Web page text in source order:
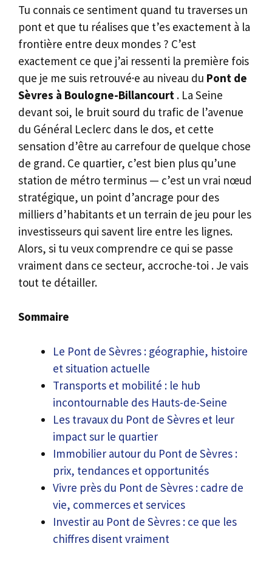
Tu connais ce sentiment quand tu traverses un
pont et que tu réalises que t’es exactement à la
frontière entre deux mondes ? C’est
exactement ce que j’ai ressenti la première fois
que je me suis retrouvé·e au niveau du Pont de
Sèvres à Boulogne-Billancourt . La Seine
devant soi, le bruit sourd du trafic de l’avenue
du Général Leclerc dans le dos, et cette
sensation d’être au carrefour de quelque chose
de grand. Ce quartier, c’est bien plus qu’une
station de métro terminus — c’est un vrai nœud
stratégique, un point d’ancrage pour des
milliers d’habitants et un terrain de jeu pour les
investisseurs qui savent lire entre les lignes.
Alors, si tu veux comprendre ce qui se passe
vraiment dans ce secteur, accroche-toi . Je vais
tout te détailler.
Sommaire
Le Pont de Sèvres : géographie, histoire
et situation actuelle
Transports et mobilité : le hub
incontournable des Hauts-de-Seine
Les travaux du Pont de Sèvres et leur
impact sur le quartier
Immobilier autour du Pont de Sèvres :
prix, tendances et opportunités
Vivre près du Pont de Sèvres : cadre de
vie, commerces et services
Investir au Pont de Sèvres : ce que les
chiffres disent vraiment